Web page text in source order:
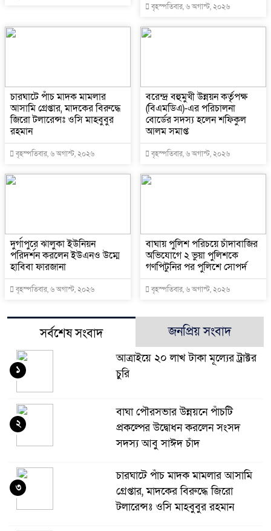
বৃহস্পতিবার, ৬ অগাস্ট, ২০২৬
চারঘাটে পাঁচ মাদক মামলার
আসামি গ্রেপ্তার, মাদকের বিরুদ্ধে
জিরো টলারেন্সঃ ওসি মাহবুবুর
রহমান
বৃহস্পতিবার, ৬ অগাস্ট, ২০২৬
বরেন্দ্র বহুমুখী উন্নয়ন কর্তৃপক্ষ
(বিএমডিএ)-এর পরিচালনা
বোর্ডের সদস্য হলেন শফিকুল
আলম সমাপ্ত
বৃহস্পতিবার, ৬ অগাস্ট, ২০২৬
দুর্গাপুরে ঝালুকা ইউনিয়ন
পরিদর্শন করলেন ইউএনও উম্মে
হাবিবা ফারজানা
বৃহস্পতিবার, ৬ অগাস্ট, ২০২৬
বাঘায় পুলিশ পরিচয়ে চাঁদাবাজির
অভিযোগে ২ ভুয়া পুলিশকে
গণপিটুনির পর পুলিশে সোপর্দ
বৃহস্পতিবার, ৬ অগাস্ট, ২০২৬
সর্বশেষ সংবাদ জনপ্রিয় সংবাদ
আত্রাইয়ে ২০ লাখ টাকা মূল্যের ট্রাক্টর
চুরি
১
বাঘা পৌরসভার উন্নয়নে পাঁচটি
প্রকল্পের উদ্বোধন করলেন সংসদ
সদস্য আবু সাঈদ চাঁদ
২
চারঘাটে পাঁচ মাদক মামলার আসামি
গ্রেপ্তার, মাদকের বিরুদ্ধে জিরো
টলারেন্সঃ ওসি মাহবুবুর রহমান
৩